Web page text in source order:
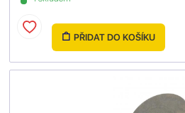
PŘIDAT DO KOŠÍKU